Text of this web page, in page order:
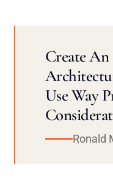
Create
Use Way
Ronald